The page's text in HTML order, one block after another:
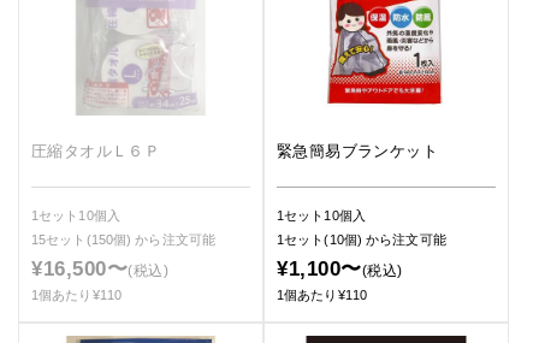
圧縮タオルＬ６Ｐ
1セット10個入
15セット(150個)から注文可能
¥16,500〜(税込)
1個あたり¥110
緊急簡易ブランケット
1セット10個入
1セット(10個)から注文可能
¥1,100〜(税込)
1個あたり¥110